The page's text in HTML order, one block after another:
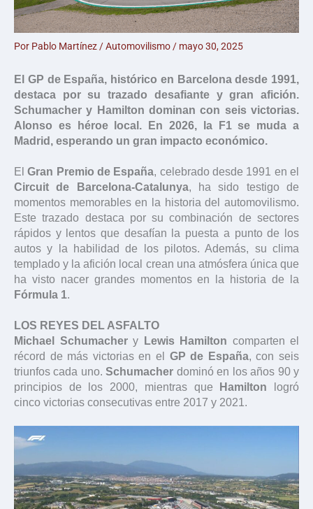
Por Pablo Martínez /Automovilismo / mayo 30, 2025
El GP de España, histórico en Barcelona desde 1991,
destaca por su trazado desafiante y gran afición.
Schumacher y Hamilton dominan con seis victorias.
Alonso es héroe local. En 2026, la F1 se muda a
Madrid, esperando un gran impacto económico.
ElGran Premio de España, celebrado desde 1991 en el
Circuit de Barcelona-Catalunya, ha sido testigo de
momentos memorables en la historia del automovilismo.
Este trazado destaca por su combinación de sectores
rápidos y lentos que desafían la puesta a punto de los
autos y la habilidad de los pilotos. Además, su clima
templado y la afición local crean una atmósfera única que
ha visto nacer grandes momentos en la historia de la
Fórmula 1.
LOS REYES DEL ASFALTO
Michael Schumacher y Lewis Hamilton comparten el
récord de más victorias en el GP de España, con seis
triunfos cada uno.Schumacher dominó en los años 90 y
principios de los 2000, mientras que
Hamilton
logró
cinco victorias consecutivas entre 2017 y 2021.